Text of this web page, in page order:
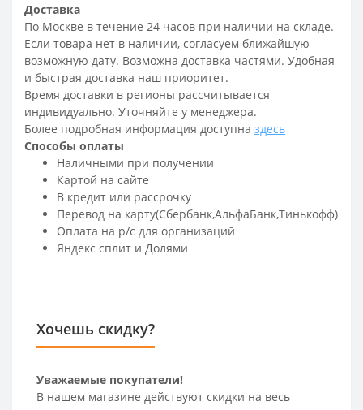
Доставка
По Москве в течение 24 часов при наличии на складе.
Если товара нет в наличии, согласуем ближайшую
возможную дату. Возможна доставка частями. Удобная
и быстрая доставка наш приоритет.
Время доставки в регионы рассчитывается
индивидуально. Уточняйте у менеджера.
Более подробная информация доступна здесь
Способы оплаты
Наличными при получении
Картой на сайте
В кредит или рассрочку
Перевод на карту(Сбербанк,АльфаБанк,Тинькофф)
Оплата на р/c для организаций
Яндекс сплит и Долями
Хочешь скидку?
Уважаемые покупатели!
В нашем магазине действуют скидки на весь